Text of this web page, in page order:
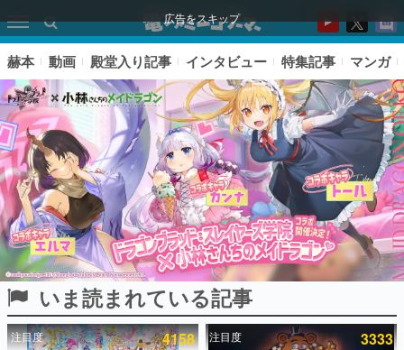
広告をスキップ
ピックアップ
赫本 動画 殿堂入り記事 インタビュー 特集記事 マンガ
いま読まれている記事
注目度 4158 注目度 3333